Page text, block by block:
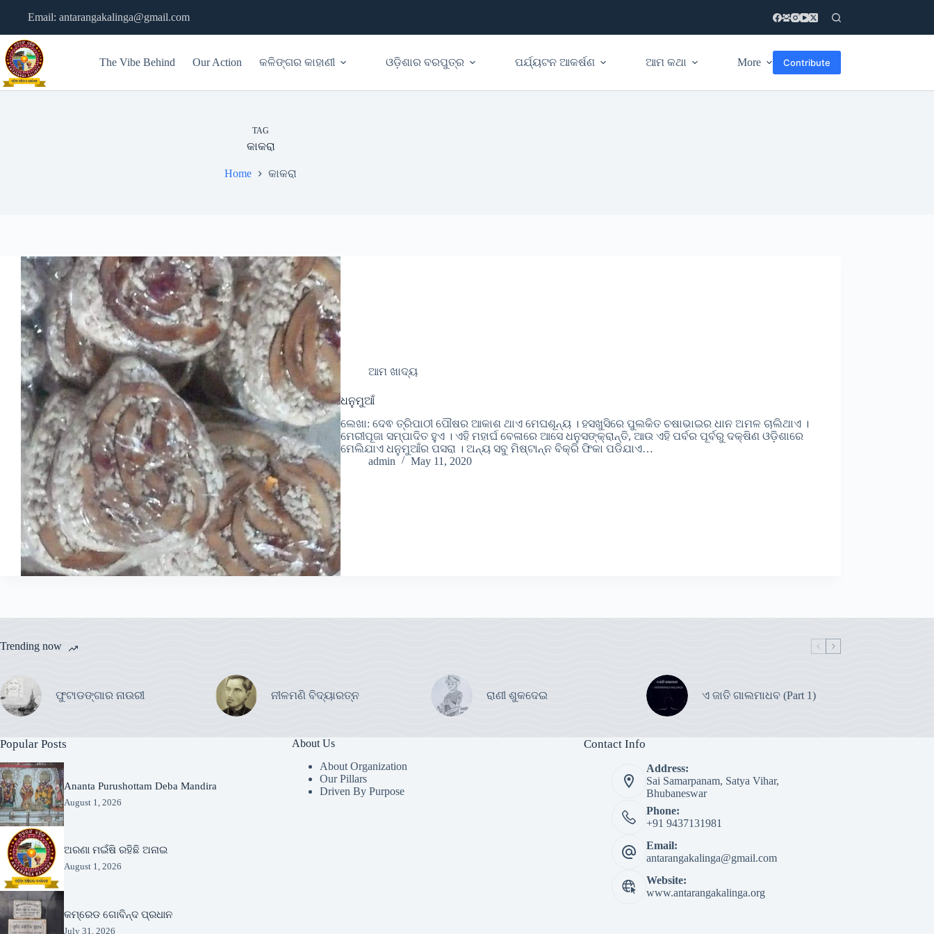
Email: antarangakalinga@gmail.com
The Vibe Behind Our Action କଳିଙ୍ଗର କାହାଣୀ ଓଡ଼ିଶାର ବରପୁତ୍ର ପର୍ଯ୍ୟଟନ ଆକର୍ଷଣ ଆମ କଥା More Contribute
TAG
କାକରା
Home କାକରା
ଆମ ଖାଦ୍ୟ
ଧନୁମୁଆଁ
ଲେଖା: ଦେଵ ତ୍ରିପାଠୀ ପୌଷର ଆକାଶ ଥାଏ ମେଘଶୂନ୍ୟ । ହସଖୁସିରେ ପୁଲକିତ ଚଷାଭାଇର ଧାନ ଅମଳ ଚାଲିଥାଏ ।
ମେରୀପୂଜା ସମ୍ପାଦିତ ହୁଏ । ଏହି ମହାର୍ଘ ବେଳାରେ ଆସେ ଧନୁସଙ୍କ୍ରାନ୍ତି, ଆଉ ଏହି ପର୍ବର ପୂର୍ବରୁ ଦକ୍ଷିଣ ଓଡ଼ିଶାରେ
ମେଲିଯାଏ ଧନୁମୁଆଁର ପସରା । ଅନ୍ୟ ସବୁ ମିଷ୍ଟାନ୍ନ ବିକ୍ରି ଫିକା ପଡିଯାଏ…
admin
May 11, 2020
Trending now
ଫୁଟାଡଙ୍ଗାର ନାଉରୀ ନୀଳମଣି ବିଦ୍ୟାରତ୍ନ ରାଣୀ ଶୁକଦେଇ ଏ ଜାତି ଗାଲମାଧବ (Part 1)
Popular Posts
Ananta Purushottam Deba Mandira
August 1, 2026
ଅରଣା ମଇଁଷି ରହିଛି ଅନାଇ
August 1, 2026
କମ୍ରେଡ ଗୋବିନ୍ଦ ପ୍ରଧାନ
July 31, 2026
About Us
About Organization
Our Pillars
Driven By Purpose​
Contact Info
Address:
Sai Samarpanam, Satya Vihar,
Bhubaneswar
Phone:
+91 9437131981
Email:
antarangakalinga@gmail.com
Website:
www.antarangakalinga.org